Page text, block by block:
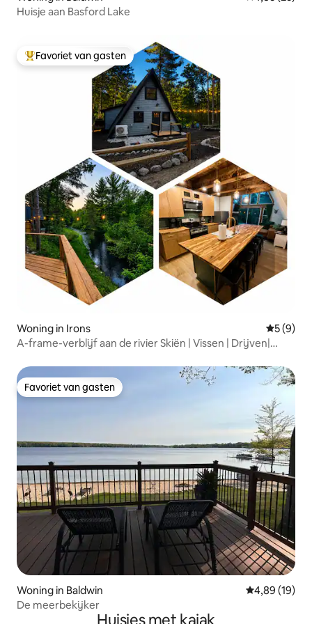
Huisje aan Basford Lake
Topfavoriet van gasten
Favoriet van gasten
Woning in Irons
5 (9)
A-frame-verblijf aan de rivier Skiën | Vissen | Drijven|
Favoriet van gasten
Favoriet van gasten
Woning in Baldwin Gemiddelde
4,89 (19)
De meerbekijker
Huisjes met kajak